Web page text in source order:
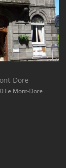
Dore
Le Mont-Dore